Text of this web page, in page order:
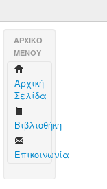
AΡΧΙΚΟ
ΜΕΝΟΥ
Aρχική
Σελίδα
Βιβλιοθήκη
Επικοινωνία